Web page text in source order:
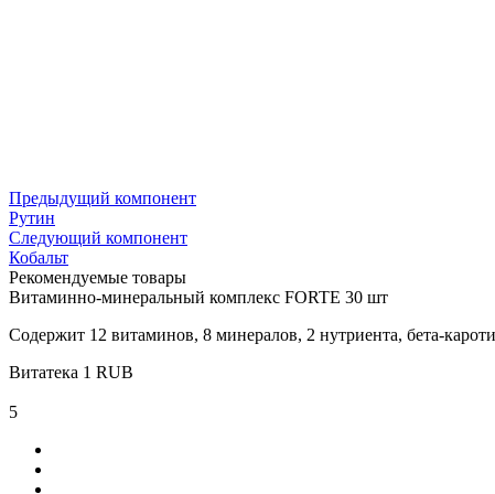
Предыдущий компонент
Рутин
Следующий компонент
Кобальт
Рекомендуемые товары
Витаминно-минеральный комплекс FORTE 30 шт
Содержит 12 витаминов, 8 минералов, 2 нутриента, бета-
Витатека 1 RUB
5